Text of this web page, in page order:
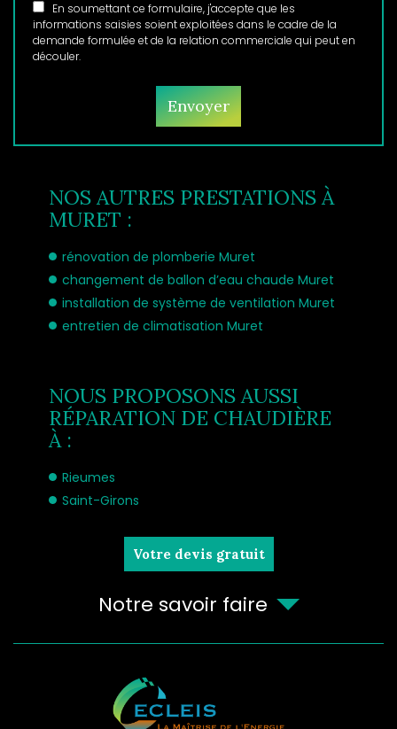
En soumettant ce formulaire, j'accepte que les
informations saisies soient exploitées dans le cadre de la
demande formulée et de la relation commerciale qui peut en
découler.
NOS AUTRES PRESTATIONS À
MURET :
rénovation de plomberie Muret
changement de ballon d’eau chaude Muret
installation de système de ventilation Muret
entretien de climatisation Muret
NOUS PROPOSONS AUSSI
RÉPARATION DE CHAUDIÈRE
À :
Rieumes
Saint-Girons
Votre devis gratuit
Notre savoir faire